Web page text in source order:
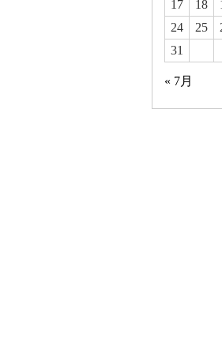
17
18
24
25
31
« 7月